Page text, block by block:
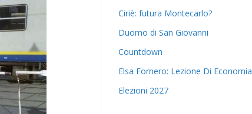
Ciriè: futura Montecarlo?
Duomo di San Giovanni
Countdown
Elsa Fornero: Lezione Di Economia
Elezioni 2027